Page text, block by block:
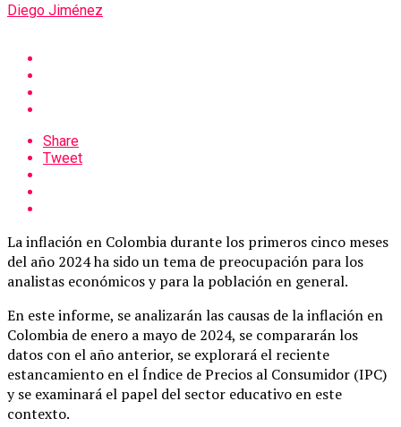
Diego Jiménez
Share
Tweet
La inflación en Colombia durante los primeros cinco meses
del año 2024 ha sido un tema de preocupación para los
analistas económicos y para la población en general.
En este informe, se analizarán las causas de la inflación en
Colombia de enero a mayo de 2024, se compararán los
datos con el año anterior, se explorará el reciente
estancamiento en el Índice de Precios al Consumidor (IPC)
y se examinará el papel del sector educativo en este
contexto.